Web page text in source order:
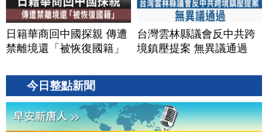
日籍華商回中國探親 傳遭
禁離境還「被恢復國籍」
台灣雲林縣議會反中共跨
境鎮壓提案 無異議通過
今日整點新聞